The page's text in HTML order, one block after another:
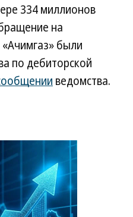
334 миллионов
на
были
по дебиторской
ведомства.